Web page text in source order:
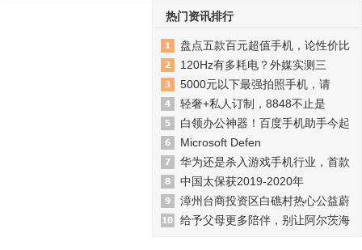
热门资讯排行
盘点五款百元超值手机，论性价比
120Hz有多耗电？外媒实测三
5000元以下最强拍照手机，请
轻奢+私人订制，8848不止是
白领办公神器！百度手机助手今起
Microsoft Defen
华为还是杀入游戏手机行业，首款
中国太保获2019-2020年
漳州台商投资区白礁村热心公益蔚
给予父母更多陪伴，别让阿尔茨海